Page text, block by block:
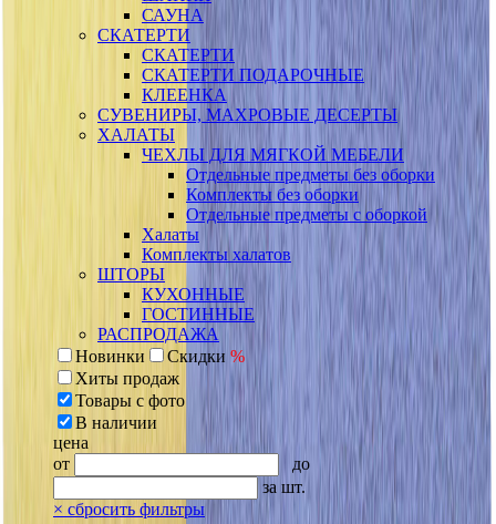
САУНА
СКАТЕРТИ
СКАТЕРТИ
СКАТЕРТИ ПОДАРОЧНЫЕ
КЛЕЕНКА
СУВЕНИРЫ, МАХРОВЫЕ ДЕСЕРТЫ
ХАЛАТЫ
ЧЕХЛЫ ДЛЯ МЯГКОЙ МЕБЕЛИ
Отдельные предметы без оборки
Комплекты без оборки
Отдельные предметы с оборкой
Халаты
Комплекты халатов
ШТОРЫ
КУХОННЫЕ
ГОСТИННЫЕ
РАСПРОДАЖА
Новинки
Скидки %
Хиты продаж
Товары с фото
В наличии
цена
от
до
за шт.
× сбросить фильтры